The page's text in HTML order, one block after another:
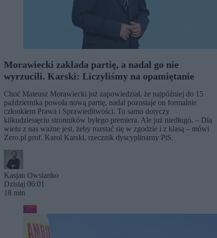
Morawiecki zakłada partię, a nadal go nie
wyrzucili. Karski: Liczyliśmy na opamiętanie
Choć Mateusz Morawiecki już zapowiedział, że najpóźniej do 15
października powoła nową partię, nadal pozostaje on formalnie
członkiem Prawa i Sprawiedliwości. To samo dotyczy
kilkudziesięciu stronników byłego premiera. Ale już niedługo. – Dla
wielu z nas ważne jest, żeby rozstać się w zgodzie i z klasą – mówi
Zero.pl prof. Karol Karski, rzecznik dyscyplinarny PiS.
Kasjan Owsianko
Dzisiaj 06:01
18 min
Kraj